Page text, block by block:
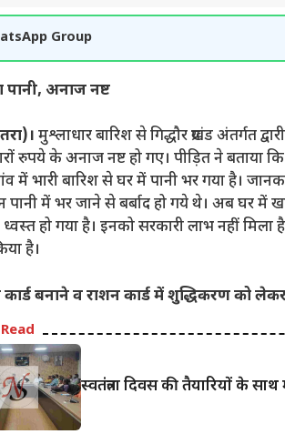
Group
पानी, अनाज नष्ट
मुश्लाधार बारिश से गिद्धौर प्रखंड अंतर्गत
रुपये के अनाज नष्ट हो गए। पीड़ित ने बताया
गांव में भारी बारिश से घर में पानी भर गया है।
पानी में भर जाने से बर्बाद हो गये थे। अब घर में
हो गया है। इनको सरकारी लाभ नहीं मिला
है।
बनाने व राशन कार्ड में शुद्धिकरण को
स्वतंत्रता दिवस की तैयारियों के